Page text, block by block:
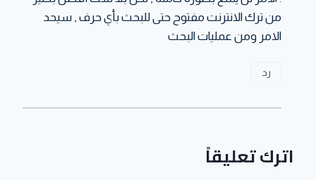
من ترك الانترنت مفتوح حتى للبحث بأي حرف , سيحد
الامر ومن عمليات البحث
رد
اترك تعليقاً